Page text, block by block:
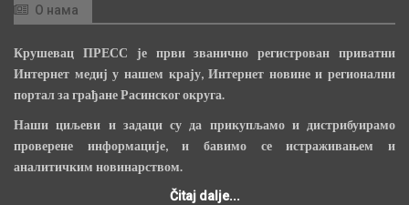
О нама
Крушевац ПРЕСС је први званично регистрован приватни
Интернет медиј у нашем крају, Интернет новине и регионални
портал за грађане Расинског округа.
Наши циљеви и задаци су да прикупљамо и дистрибуирамо
проверене информације, и бавимо се истраживањем и
аналитичким новинарством.
Čitaj dalje...